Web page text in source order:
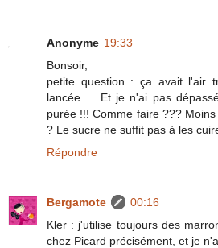
Anonyme 19:33
Bonsoir,
petite question : ça avait l'air
lancée ... Et je n'ai pas
purée !!! Comme faire ???
? Le sucre ne suffit pas à les cuire
Répondre
Bergamote
00:16
Kler : j'utilise toujours des
chez Picard précisément, et je